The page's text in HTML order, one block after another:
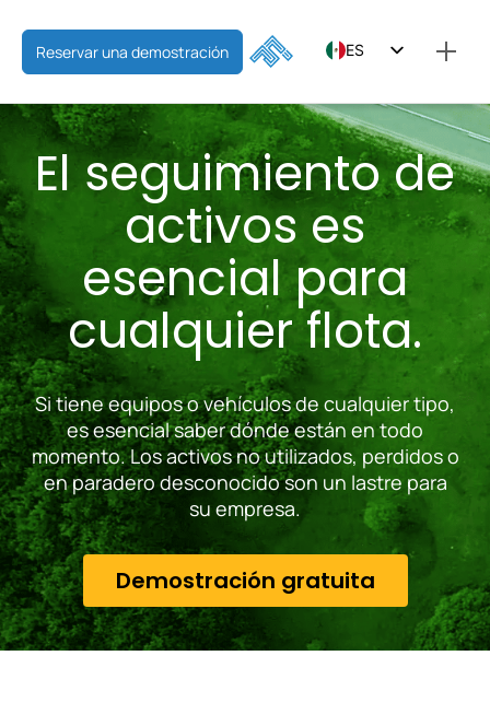
Reservar una demostración ES
FR
El seguimiento de
activos es
esencial para
cualquier flota.
Si tiene equipos o vehículos de cualquier tipo,
es esencial saber dónde están en todo
momento. Los activos no utilizados, perdidos o
en paradero desconocido son un lastre para
su empresa.
Demostración gratuita